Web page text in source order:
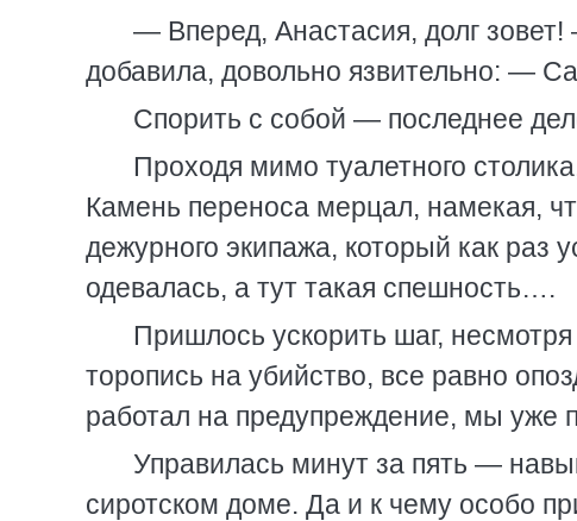
— Вперед, Анастасия, долг
добавила, довольно язвительно: —
Спорить с собой — последнее
Проходя мимо туалетного
Камень переноса мерцал, намекая,
дежурного экипажа, который как раз
одевалась, а тут такая спешность….
Пришлось ускорить шаг,
торопись на убийство, все равно
работал на предупреждение, мы уже
Управилась минут за пять —
сиротском доме. Да и к чему особо